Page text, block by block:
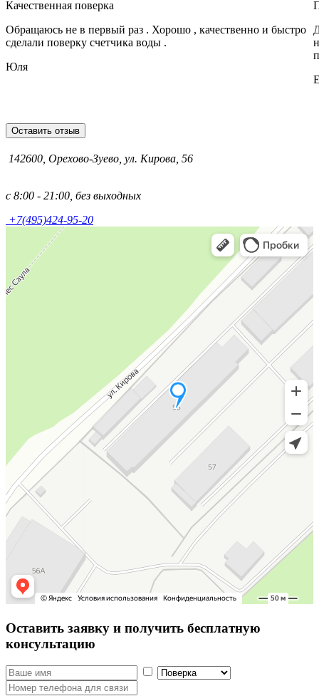
Качественная поверка
Обращаюсь не в первый раз . Хорошо , качественно и быстро
сделали поверку счетчика воды .
Юля
Оставить отзыв
142600, Орехово-Зуево, ул. Кирова, 56
с 8:00 - 21:00, без выходных
+7(495)424-95-20
Оставить заявку и получить бесплатную
консультацию